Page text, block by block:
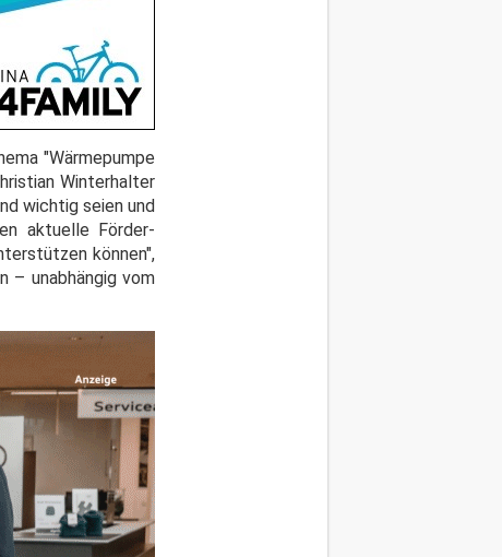
"Wärmepumpe
Winterhalter
wichtig seien und
aktuelle Förder-
können",
– unabhängig vom